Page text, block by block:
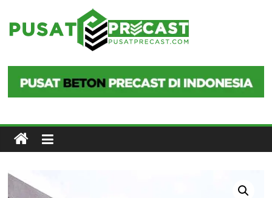
content
Pusat
Precast
Precast
di